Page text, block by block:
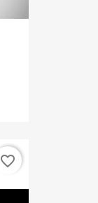
favorite_border